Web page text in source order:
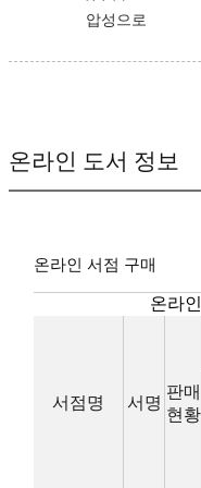
압성으로
온라인 도서 정보
온라인 서점 구매
온라
서점명 서명
판매
현황